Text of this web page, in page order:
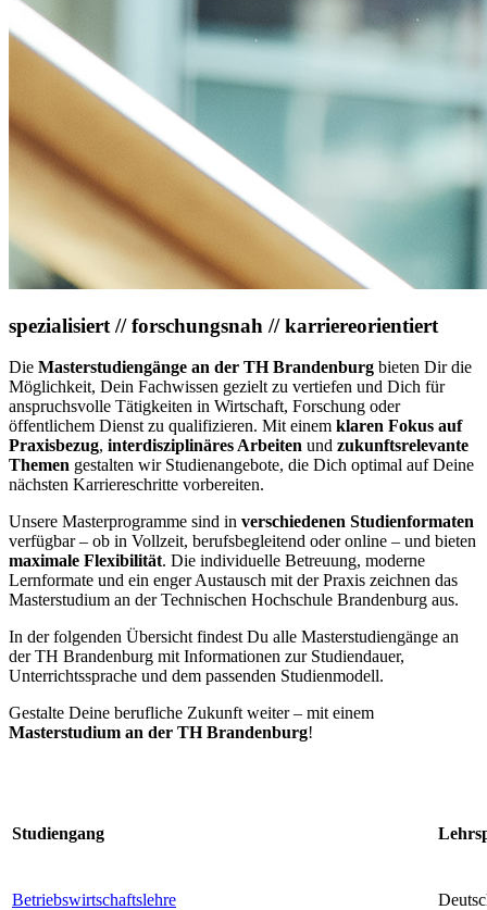
spezialisiert // forschungsnah // karriereorientiert
Die Masterstudiengänge an der TH Brandenburg bieten Dir die
Möglichkeit, Dein Fachwissen gezielt zu vertiefen und Dich für
anspruchsvolle Tätigkeiten in Wirtschaft, Forschung oder
öffentlichem Dienst zu qualifizieren. Mit einem klaren Fokus auf
Praxisbezug, interdisziplinäres Arbeiten und zukunftsrelevante
Themen gestalten wir Studienangebote, die Dich optimal auf Deine
nächsten Karriereschritte vorbereiten.
Unsere Masterprogramme sind in verschiedenen Studienformaten
verfügbar – ob in Vollzeit, berufsbegleitend oder online – und bieten
maximale Flexibilität. Die individuelle Betreuung, moderne
Lernformate und ein enger Austausch mit der Praxis zeichnen das
Masterstudium an der Technischen Hochschule Brandenburg aus.
In der folgenden Übersicht findest Du alle Masterstudiengänge an
der TH Brandenburg mit Informationen zur Studiendauer,
Unterrichtssprache und dem passenden Studienmodell.
Gestalte Deine berufliche Zukunft weiter – mit einem
Masterstudium an der TH Brandenburg!
Studiengang
Betriebswirtschaftslehre